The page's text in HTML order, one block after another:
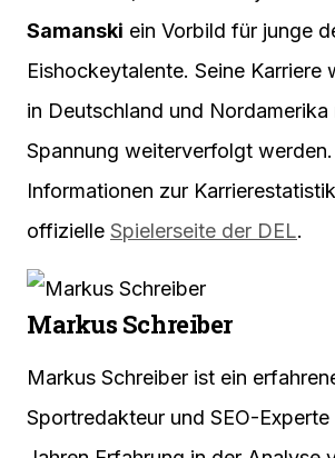
Samanski ein Vorbild für junge
Eishockeytalente. Seine Karriere
in Deutschland und
Spannung weiterverfolgt
Informationen zur
offizielle Spielerseite der DEL.
Markus Schreiber
Markus Schreiber ist ein
Sportredakteur und SEO-Experte